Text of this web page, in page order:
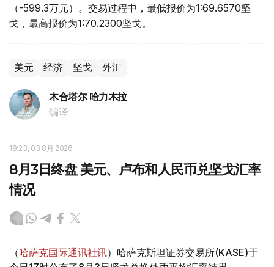
（-599.3万元）。交易过程中，最低报价为1:69.6570坚
戈，最高报价为1:70.2300坚戈。
美元 经济 坚戈 外汇
木合塔尔 哈力木拉
编译
19:23, 03 8月 2026
8月3日终盘 美元、卢布和人民币兑坚戈汇率
情况
（哈萨克国际通讯社讯）哈萨克斯坦证券交易所(KASE)于